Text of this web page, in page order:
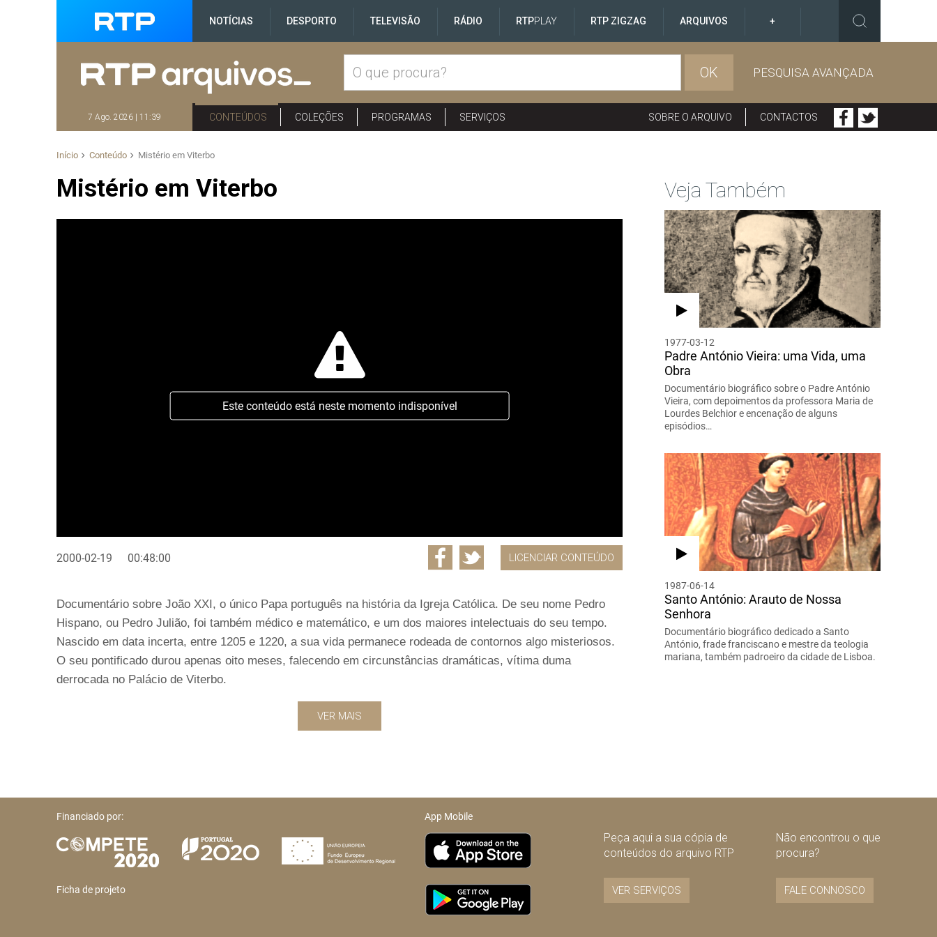
NOTÍCIAS DESPORTO TELEVISÃO RÁDIO RTPPLAY RTP ZIGZAG ARQUIVOS +
OK PESQUISA AVANÇADA
7 Ago. 2026 | 11:39 CONTEÚDOS COLEÇÕES PROGRAMAS SERVIÇOS SOBRE O ARQUIVO CONTACTOS
Início Conteúdo Mistério em Viterbo
Mistério em Viterbo
Este conteúdo está neste momento indisponível
2000-02-19 00:48:00 LICENCIAR CONTEÚDO
Documentário sobre João XXI, o único Papa português na história da Igreja Católica. De seu nome Pedro
Hispano, ou Pedro Julião, foi também médico e matemático, e um dos maiores intelectuais do seu tempo.
Nascido em data incerta, entre 1205 e 1220, a sua vida permanece rodeada de contornos algo misteriosos.
O seu pontificado durou apenas oito meses, falecendo em circunstâncias dramáticas, vítima duma
derrocada no Palácio de Viterbo.
VER MAIS
Veja Também
1977-03-12
Padre António Vieira: uma Vida, uma
Obra
Documentário biográfico sobre o Padre António
Vieira, com depoimentos da professora Maria de
Lourdes Belchior e encenação de alguns
episódios…
1987-06-14
Santo António: Arauto de Nossa
Senhora
Documentário biográfico dedicado a Santo
António, frade franciscano e mestre da teologia
mariana, também padroeiro da cidade de Lisboa.
Financiado por:
Ficha de projeto
App Mobile
Peça aqui a sua cópia de
conteúdos do arquivo RTP
VER SERVIÇOS
Não encontrou o que
procura?
FALE CONNOSCO